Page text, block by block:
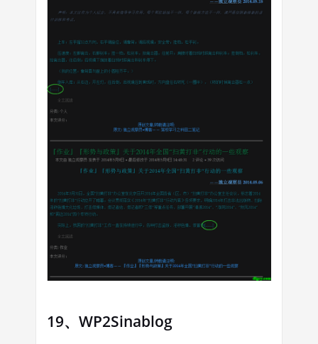
19、WP2Sinablog